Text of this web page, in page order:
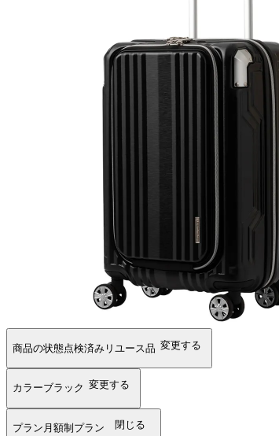
商品の状態点検済みリユース品 変更する
カラーブラック 変更する
プラン 月額制プラン 閉じる